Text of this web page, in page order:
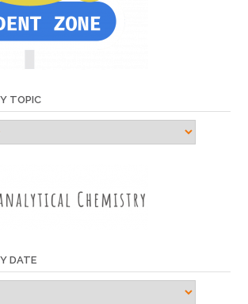
TOPIC
DATE